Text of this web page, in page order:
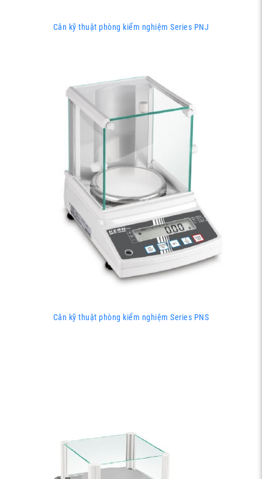
Cân kỹ thuật phòng kiểm nghiệm Series PNJ
Cân kỹ thuật phòng kiểm nghiệm Series PNS